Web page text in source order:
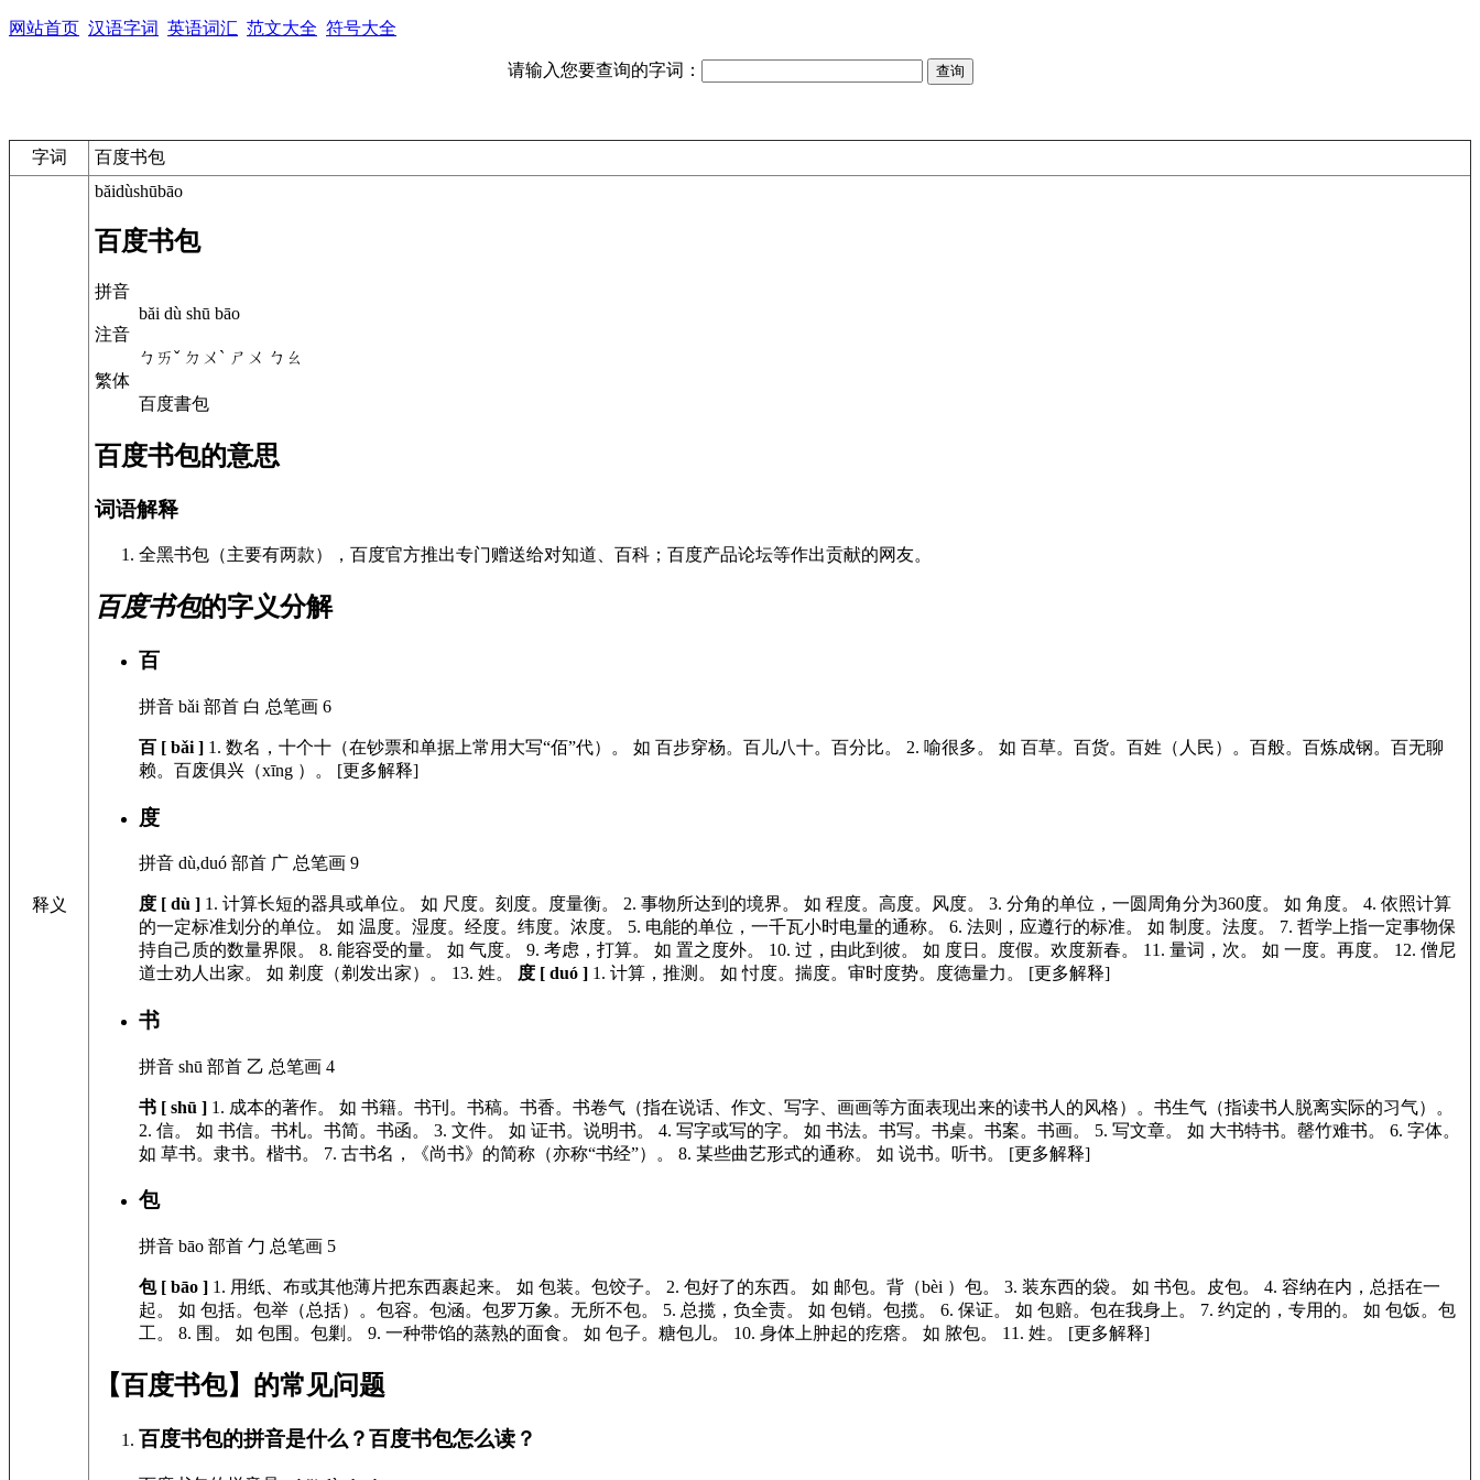
网站首页 汉语字词 英语词汇 范文大全 符号大全
请输入您要查询的字词：
字词 百度书包
释义
băidùshūbāo
百度书包
拼音
băi dù shū bāo
注音
ㄅㄞˇ ㄉㄨˋ ㄕㄨ ㄅㄠ
繁体
百度書包
百度书包的意思
词语解释
全黑书包（主要有两款），百度官方推出专门赠送给对知道、百科；百度产品论坛等作出贡献的网友。
百度书包的字义分解
百
拼音 bǎi 部首 白 总笔画 6
百 [ bǎi ] 1. 数名，十个十（在钞票和单据上常用大写“佰”代）。 如 百步穿杨。百儿八十。百分比。 2. 喻很多。 如 百草。百货。百姓（人民）。百般。百炼成钢。百无聊
赖。百废俱兴（xīng ）。
[更多解释]
度
拼音 dù,duó 部首 广 总笔画 9
度 [ dù ] 1. 计算长短的器具或单位。 如 尺度。刻度。度量衡。 2. 事物所达到的境界。 如 程度。高度。风度。 3. 分角的单位，一圆周角分为360度。 如 角度。 4. 依照计算
的一定标准划分的单位。 如 温度。湿度。经度。纬度。浓度。 5. 电能的单位，一千瓦小时电量的通称。 6. 法则，应遵行的标准。 如 制度。法度。 7. 哲学上指一定事物保
持自己质的数量界限。 8. 能容受的量。 如 气度。 9. 考虑，打算。 如 置之度外。 10. 过，由此到彼。 如 度日。度假。欢度新春。 11. 量词，次。 如 一度。再度。 12. 僧尼
道士劝人出家。 如 剃度（剃发出家）。 13. 姓。 度 [ duó ] 1. 计算，推测。 如 忖度。揣度。审时度势。度德量力。 [更多解释]
书
拼音 shū 部首 乙 总笔画 4
书 [ shū ] 1. 成本的著作。 如 书籍。书刊。书稿。书香。书卷气（指在说话、作文、写字、画画等方面表现出来的读书人的风格）。书生气（指读书人脱离实际的习气）。
2. 信。 如 书信。书札。书简。书函。 3. 文件。 如 证书。说明书。 4. 写字或写的字。 如 书法。书写。书桌。书案。书画。 5. 写文章。 如 大书特书。罄竹难书。 6. 字体。
如 草书。隶书。楷书。 7. 古书名，《尚书》的简称（亦称“书经”）。 8. 某些曲艺形式的通称。 如 说书。听书。 [更多解释]
包
拼音 bāo 部首 勹 总笔画 5
包 [ bāo ] 1. 用纸、布或其他薄片把东西裹起来。 如 包装。包饺子。 2. 包好了的东西。 如 邮包。背（bèi ）包。 3. 装东西的袋。 如 书包。皮包。 4. 容纳在内，总括在一
起。 如 包括。包举（总括）。包容。包涵。包罗万象。无所不包。 5. 总揽，负全责。 如 包销。包揽。 6. 保证。 如 包赔。包在我身上。 7. 约定的，专用的。 如 包饭。包
工。
8. 围。 如 包围。包剿。 9. 一种带馅的蒸熟的面食。 如 包子。糖包儿。 10. 身体上肿起的疙瘩。 如 脓包。 11. 姓。 [更多解释]
【百度书包】的常见问题
百度书包的拼音是什么？百度书包怎么读？